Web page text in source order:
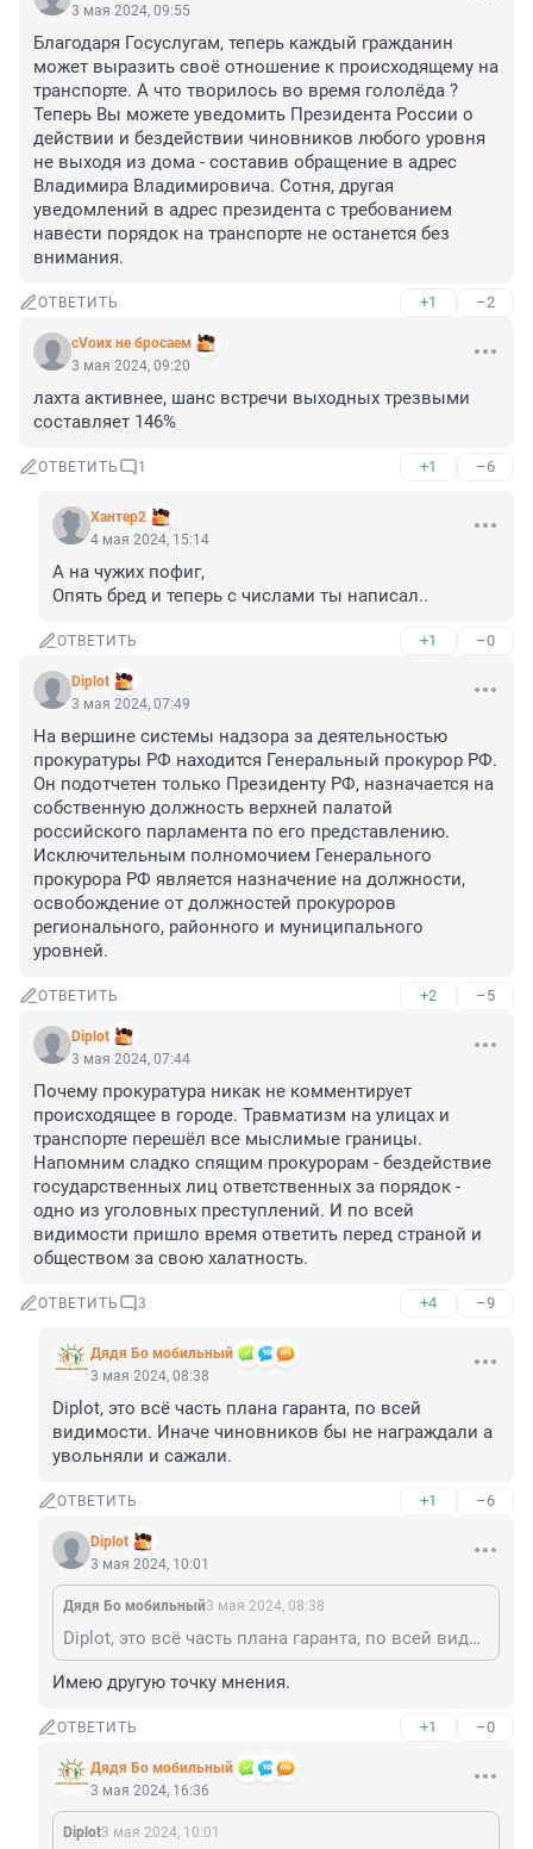
3 мая 2024, 09:55
Благодаря Госуслугам, теперь каждый гражданин
может выразить своё отношение к происходящему на
транспорте. А что творилось во время гололёда ?
Теперь Вы можете уведомить Президента России о
действии и бездействии чиновников любого уровня
не выходя из дома - составив обращение в адрес
Владимира Владимировича. Сотня, другая
уведомлений в адрес президента с требованием
навести порядок на транспорте не останется без
внимания.
ОТВЕТИТЬ +1 –2
сVоих не бросаем
3 мая 2024, 09:20
лахта активнее, шанс встречи выходных трезвыми
составляет 146%
ОТВЕТИТЬ 1 +1 –6
Хантер2
4 мая 2024, 15:14
А на чужих пофиг,
Опять бред и теперь с числами ты написал..
ОТВЕТИТЬ +1 –0
Diplot
3 мая 2024, 07:49
На вершине системы надзора за деятельностью
прокуратуры РФ находится Генеральный прокурор РФ.
Он подотчетен только Президенту РФ, назначается на
собственную должность верхней палатой
российского парламента по его представлению.
Исключительным полномочием Генерального
прокурора РФ является назначение на должности,
освобождение от должностей прокуроров
регионального, районного и муниципального
уровней.
ОТВЕТИТЬ +2 –5
Diplot
3 мая 2024, 07:44
Почему прокуратура никак не комментирует
происходящее в городе. Травматизм на улицах и
транспорте перешёл все мыслимые границы.
Напомним сладко спящим прокурорам - бездействие
государственных лиц ответственных за порядок -
одно из уголовных преступлений. И по всей
видимости пришло время ответить перед страной и
обществом за свою халатность.
ОТВЕТИТЬ 3 +4 –9
Дядя Бо мобильный
3 мая 2024, 08:38
Diplot, это всё часть плана гаранта, по всей
видимости. Иначе чиновников бы не награждали а
увольняли и сажали.
ОТВЕТИТЬ +1 –6
Diplot
3 мая 2024, 10:01
Дядя Бо мобильный3 мая 2024, 08:38
Diplot, это всё часть плана гаранта, по всей видимости. Иначе чиновников бы не награждали а увольняли и сажали.
Имею другую точку мнения.
ОТВЕТИТЬ +1 –0
Дядя Бо мобильный
3 мая 2024, 16:36
Diplot3 мая 2024, 10:01